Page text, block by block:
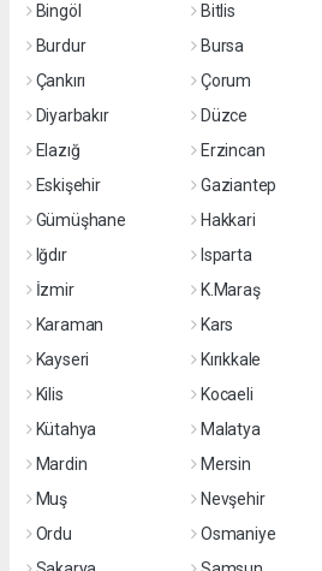
Bingöl
Bitlis
Burdur
Bursa
Çankırı
Çorum
Diyarbakır
Düzce
Elazığ
Erzincan
Eskişehir
Gaziantep
Gümüşhane
Hakkari
Iğdır
Isparta
İzmir
K.Maraş
Karaman
Kars
Kayseri
Kırıkkale
Kilis
Kocaeli
Kütahya
Malatya
Mardin
Mersin
Muş
Nevşehir
Ordu
Osmaniye